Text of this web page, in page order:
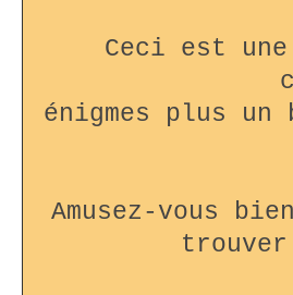
Ceci est
énigmes plus un
Amusez-vous